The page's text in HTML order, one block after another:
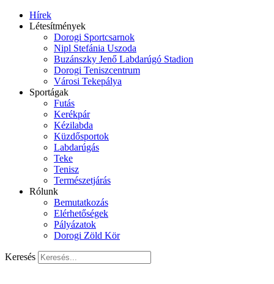
Hírek
Létesítmények
Dorogi Sportcsarnok
Nipl Stefánia Uszoda
Buzánszky Jenő Labdarúgó Stadion
Dorogi Teniszcentrum
Városi Tekepálya
Sportágak
Futás
Kerékpár
Kézilabda
Küzdősportok
Labdarúgás
Teke
Tenisz
Természetjárás
Rólunk
Bemutatkozás
Elérhetőségek
Pályázatok
Dorogi Zöld Kör
Keresés